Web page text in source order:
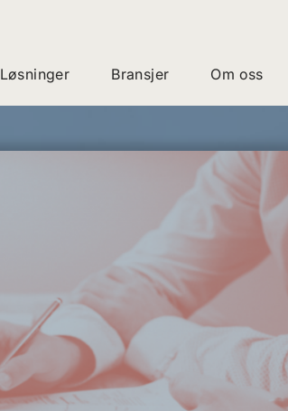
Løsninger Bransjer Om oss